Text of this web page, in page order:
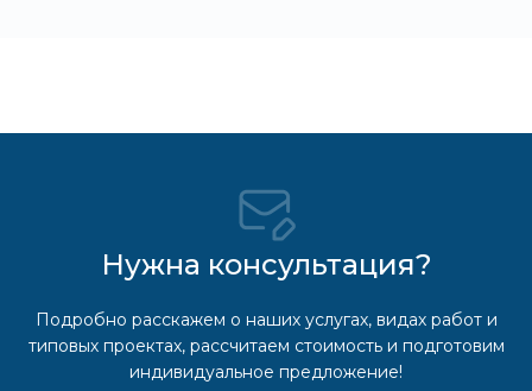
Нужна консультация?
Подробно расскажем о наших услугах, видах работ и
типовых проектах, рассчитаем стоимость и подготовим
индивидуальное предложение!